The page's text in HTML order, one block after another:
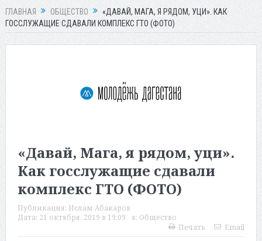
ГЛАВНАЯ ОБЩЕСТВО
«ДАВАЙ, МАГА, Я РЯДОМ, УЦИ». КАК
ГОССЛУЖАЩИЕ СДАВАЛИ КОМПЛЕКС ГТО (ФОТО)
«Давай, Мага, я рядом, уци».
Как госслужащие сдавали
комплекс ГТО (ФОТО)
Публикация: Ислам Абакаров
Дата: 21 октября, 2019 в 19:09 в: Общество
Печать
Email